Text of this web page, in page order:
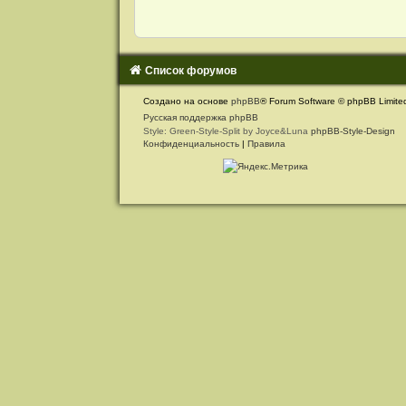
Список форумов
т
Создано на основе phpBB® Forum Software © phpBB
Русская поддержка phpBB
Style: Green-Style-Split by Joyce&Luna phpBB-Style-Design
Конфиденциальность | Правила